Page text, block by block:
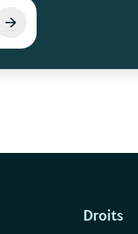
Droits